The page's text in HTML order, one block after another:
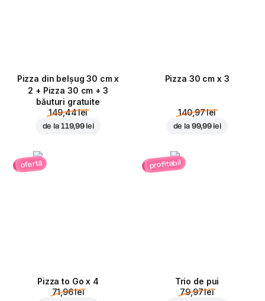
Pizza din belșug 30 cm x
2 + Pizza 30 cm + 3
băuturi gratuite
149,44 lei
de la 119,99 lei
Pizza 30 cm x 3
140,97 lei
de la 99,99 lei
ofertă
Pizza to Go x 4
71,96 lei
profitabil
Trio de pui
79,97 lei